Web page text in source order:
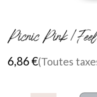
Picnic Pink /
6,86€(Toutes